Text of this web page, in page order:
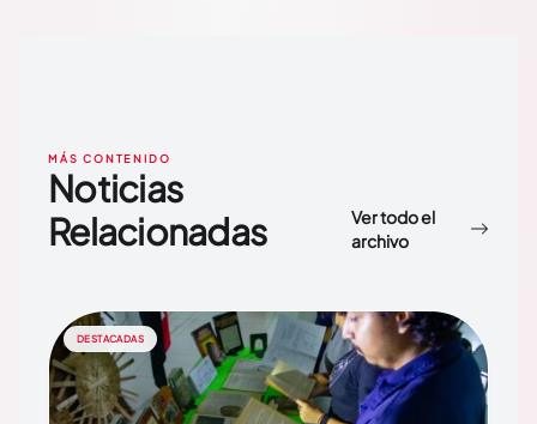
MÁS CONTENIDO
Noticias
Relacionadas
Ver todo el
archivo
DESTACADAS